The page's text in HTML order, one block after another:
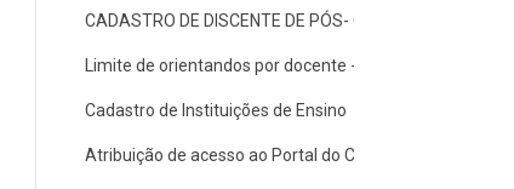
CADASTRO DE DISCENTE DE PÓS- GRADUAÇÃO:
Limite de orientandos por docente - Stricto Sensu
Cadastro de Instituições de Ensino
Atribuição de acesso ao Portal do Coordenador